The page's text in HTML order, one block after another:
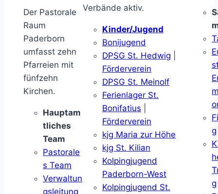
Der Pastorale
Raum
Paderborn
umfasst zehn
Pfarreien mit
fünfzehn
Kirchen.
Hauptam
tliches
Team
Pastorale
s Team
Verwaltun
gsleitung
Verbände aktiv.
Kinder/Jugend
Bonijugend
DPSG St. Hedwig
Förderverein
DPSG St. Meinolf
Ferienlager St.
Bonifatius
Förderverein
kjg Maria zur Höhe
kjg St. Kilian
Kolpingjugend
Paderborn-West
Kolpingjugend St.
g
g